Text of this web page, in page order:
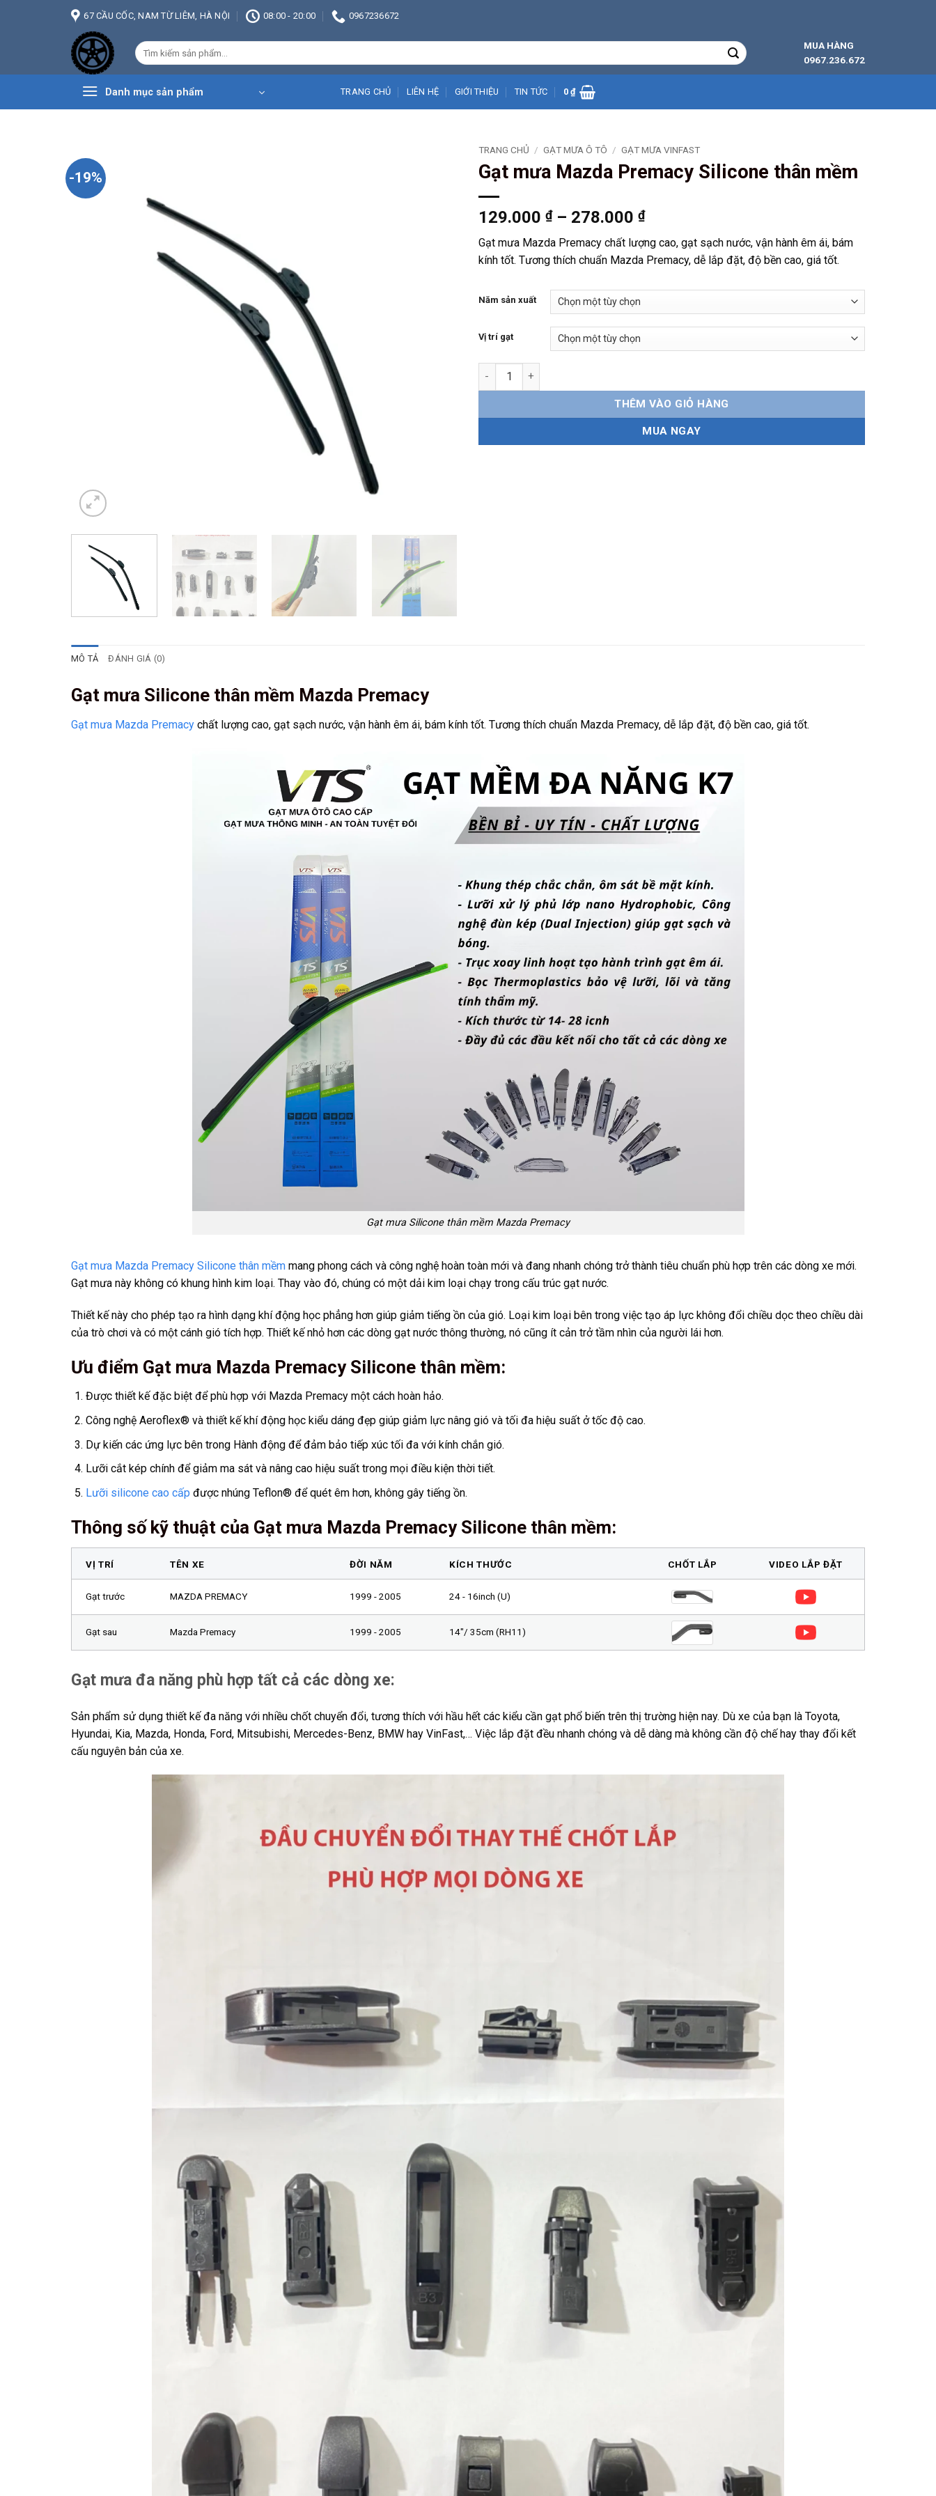
67 CẦU CỐC, NAM TỪ LIÊM, HÀ NỘI 08:00 - 20:00 0967236672
Tìm
kiếm:
MUA HÀNG
0967.236.672
Danh mục sản phẩm TRANG CHỦ LIÊN HỆ GIỚI THIỆU TIN TỨC 0₫
-19%
TRANG CHỦ / GẠT MƯA Ô TÔ / GẠT MƯA VINFAST
Gạt mưa Mazda Premacy Silicone thân mềm
129.000 ₫ – 278.000 ₫Khoảng
từ
129.000 ₫
Gạt mưa Mazda Premacy chất lượng cao, gạt sạch nước, vận hành êm ái, bám
kính tốt. Tương thích chuẩn Mazda Premacy, dễ lắp đặt, độ bền cao, giá tốt.
Năm sản xuất
Vị trí gạt
Gạt mưa Mazda Premacy Silicone thân mềm số lượng
THÊM VÀO GIỎ HÀNG
MUA NGAY
MÔ TẢ ĐÁNH GIÁ (0)
Gạt mưa Silicone thân mềm Mazda Premacy
Gạt mưa Mazda Premacy chất lượng cao, gạt sạch nước, vận hành êm ái, bám kính tốt. Tương thích chuẩn Mazda Premacy, dễ lắp đặt, độ bền cao, giá tốt.
Gạt mưa Silicone thân mềm Mazda Premacy
Gạt mưa Mazda Premacy Silicone thân mềm mang phong cách và công nghệ hoàn toàn mới và đang nhanh chóng trở thành tiêu chuẩn phù hợp trên các dòng xe mới.
Gạt mưa này không có khung hình kim loại. Thay vào đó, chúng có một dải kim loại chạy trong cấu trúc gạt nước.
Thiết kế này cho phép tạo ra hình dạng khí động học phẳng hơn giúp giảm tiếng ồn của gió. Loại kim loại bên trong việc tạo áp lực không đổi chiều dọc theo chiều dài
của trò chơi và có một cánh gió tích hợp. Thiết kế nhỏ hơn các dòng gạt nước thông thường, nó cũng ít cản trở tầm nhìn của người lái hơn.
Ưu điểm Gạt mưa Mazda Premacy Silicone thân mềm:
Được thiết kế đặc biệt để phù hợp với Mazda Premacy một cách hoàn hảo.
Công nghệ Aeroflex® và thiết kế khí động học kiểu dáng đẹp giúp giảm lực nâng gió và tối đa hiệu suất ở tốc độ cao.
Dự kiến các ứng lực bên trong Hành động để đảm bảo tiếp xúc tối đa với kính chắn gió.
Lưỡi cắt kép chính để giảm ma sát và nâng cao hiệu suất trong mọi điều kiện thời tiết.
Lưỡi silicone cao cấp được nhúng Teflon® để quét êm hơn, không gây tiếng ồn.
Thông số kỹ thuật của Gạt mưa Mazda Premacy Silicone thân mềm:
VỊ TRÍ TÊN XE ĐỜI NĂM KÍCH THƯỚC CHỐT LẮP VIDEO LẮP ĐẶT
Gạt trước MAZDA PREMACY 1999 - 2005 24 - 16inch (U)
Gạt sau Mazda Premacy 1999 - 2005 14″/ 35cm (RH11)
Gạt mưa đa năng phù hợp tất cả các dòng xe:
Sản phẩm sử dụng thiết kế đa năng với nhiều chốt chuyển đổi, tương thích với hầu hết các kiểu cần gạt phổ biến trên thị trường hiện nay. Dù xe của bạn là Toyota,
Hyundai, Kia, Mazda, Honda, Ford, Mitsubishi, Mercedes-Benz, BMW hay VinFast,… Việc lắp đặt đều nhanh chóng và dễ dàng mà không cần độ chế hay thay đổi kết
cấu nguyên bản của xe.